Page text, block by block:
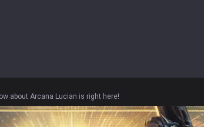
about Arcana Lucian is right here!